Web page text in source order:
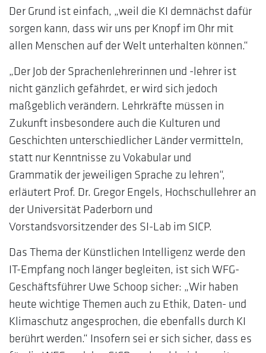
Der Grund ist einfach, „weil die KI demnächst dafür
sorgen kann, dass wir uns per Knopf im Ohr mit
allen Menschen auf der Welt unterhalten können.“
„Der Job der Sprachenlehrerinnen und -lehrer ist
nicht gänzlich gefährdet, er wird sich jedoch
maßgeblich verändern. Lehrkräfte müssen in
Zukunft insbesondere auch die Kulturen und
Geschichten unterschiedlicher Länder vermitteln,
statt nur Kenntnisse zu Vokabular und
Grammatik der jeweiligen Sprache zu lehren“,
erläutert Prof. Dr. Gregor Engels, Hochschullehrer an
der Universität Paderborn und
Vorstandsvorsitzender des SI-Lab im SICP.
Das Thema der Künstlichen Intelligenz werde den
IT-Empfang noch länger begleiten, ist sich WFG-
Geschäftsführer Uwe Schoop sicher: „Wir haben
heute wichtige Themen auch zu Ethik, Daten- und
Klimaschutz angesprochen, die ebenfalls durch KI
berührt werden.“ Insofern sei er sich sicher, dass es